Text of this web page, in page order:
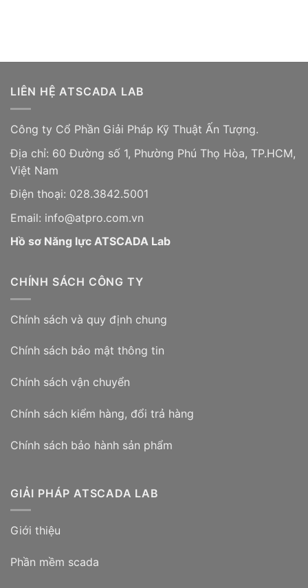
LIÊN HỆ ATSCADA LAB
Công ty Cổ Phần Giải Pháp Kỹ Thuật Ấn Tượng.
Địa chỉ: 60 Đường số 1, Phường Phú Thọ Hòa, TP.HCM,
Việt Nam
Điện thoại: 028.3842.5001
Email: info@atpro.com.vn
Hồ sơ Năng lực ATSCADA Lab
CHÍNH SÁCH CÔNG TY
Chính sách và quy định chung
Chính sách bảo mật thông tin
Chính sách vận chuyển
Chính sách kiểm hàng, đổi trả hàng
Chính sách bảo hành sản phẩm
GIẢI PHÁP ATSCADA LAB
Giới thiệu
Phần mềm scada